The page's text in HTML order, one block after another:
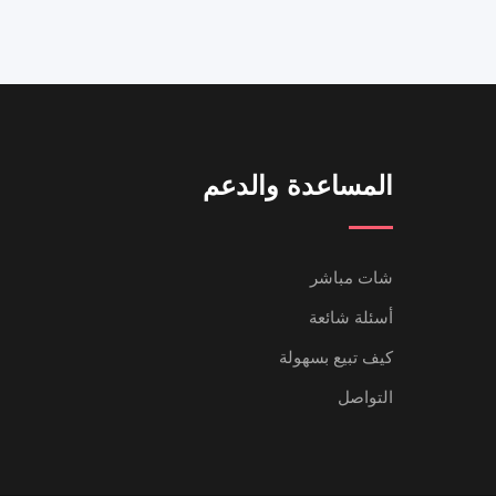
المساعدة والدعم
شات مباشر
أسئلة شائعة
كيف تبيع بسهولة
التواصل